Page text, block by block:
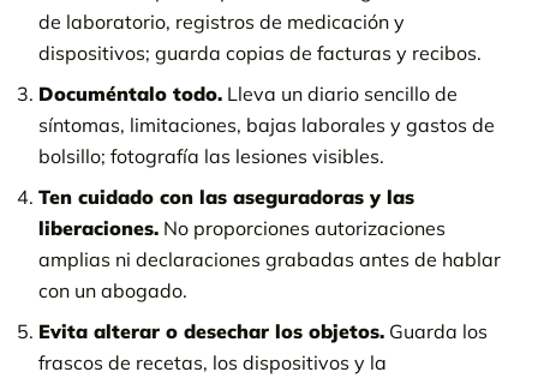
de laboratorio, registros de medicación y
dispositivos; guarda copias de facturas y recibos.
Documéntalo todo. Lleva un diario sencillo de
síntomas, limitaciones, bajas laborales y gastos de
bolsillo; fotografía las lesiones visibles.
Ten cuidado con las aseguradoras y las
liberaciones. No proporciones autorizaciones
amplias ni declaraciones grabadas antes de hablar
con un abogado.
Evita alterar o desechar los objetos. Guarda los
frascos de recetas, los dispositivos y la